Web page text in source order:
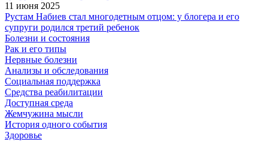
11 июня 2025
Рустам Набиев стал многодетным отцом: у блогера и его
супруги родился третий ребенок
Болезни и состояния
Рак и его типы
Нервные болезни
Анализы и обследования
Социальная поддержка
Средства реабилитации
Доступная среда
Жемчужина мысли
История одного события
Здоровье